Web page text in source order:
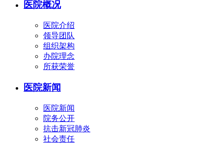
医院概况
医院介绍
领导团队
组织架构
办院理念
所获荣誉
医院新闻
医院新闻
院务公开
抗击新冠肺炎
社会责任